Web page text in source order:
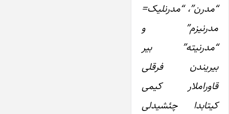
“مدرن”، “مدرنلیک=
مدرنیزم” و
“مدرنیته” بیر
بیریندن فرقلی
قاوراملار کیمی
کیتابدا چئشیدلی